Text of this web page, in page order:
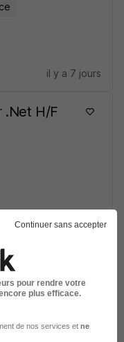
il y a 7 jours
H/F
il y a 7 jours
H/F
Continuer sans accepter
pour rendre votre
plus efficace.
de nos services et ne